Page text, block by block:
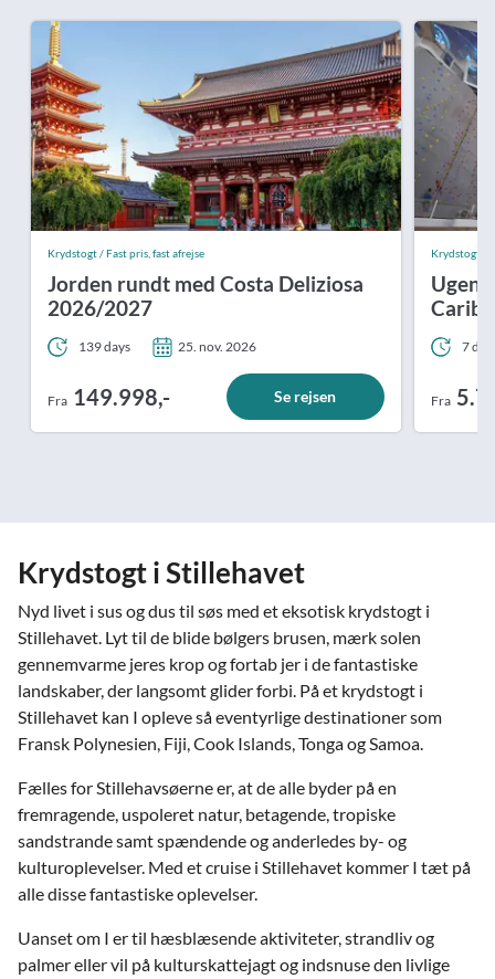
Krydstogt / Fast pris, fast afrejse
Jorden rundt med Costa Deliziosa
2026/2027
139 days 25. nov. 2026
Fra 149.998,- Se rejsen
Krydstogt
7
Fra
Krydstogt i Stillehavet
Nyd livet i sus og dus til søs med et eksotisk krydstogt i
Stillehavet. Lyt til de blide bølgers brusen, mærk solen
gennemvarme jeres krop og fortab jer i de fantastiske
landskaber, der langsomt glider forbi. På et krydstogt i
Stillehavet kan I opleve så eventyrlige destinationer som
Fransk Polynesien, Fiji, Cook Islands, Tonga og Samoa.
Fælles for Stillehavsøerne er, at de alle byder på en
fremragende, uspoleret natur, betagende, tropiske
sandstrande samt spændende og anderledes by- og
kulturoplevelser. Med et cruise i Stillehavet kommer I tæt på
alle disse fantastiske oplevelser.
Uanset om I er til hæsblæsende aktiviteter, strandliv og
palmer eller vil på kulturskattejagt og indsnuse den livlige